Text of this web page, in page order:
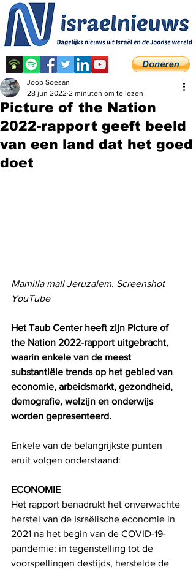
Picture of the Nation
2022-rapport geeft beeld
van een land dat het goed
doet
Joop Soesan
28 jun 2022 2 minuten om te lezen
Mamilla mall Jeruzalem. Screenshot
YouTube
Het Taub Center heeft zijn Picture of
the Nation 2022-rapport uitgebracht,
waarin enkele van de meest
substantiële trends op het gebied van
economie, arbeidsmarkt, gezondheid,
demografie, welzijn en onderwijs
worden gepresenteerd.
Enkele van de belangrijkste punten
eruit volgen onderstaand:
ECONOMIE
Het rapport benadrukt het onverwachte
herstel van de Israëlische economie in
2021 na het begin van de COVID-19-
pandemie: in tegenstelling tot de
voorspellingen destijds, herstelde de